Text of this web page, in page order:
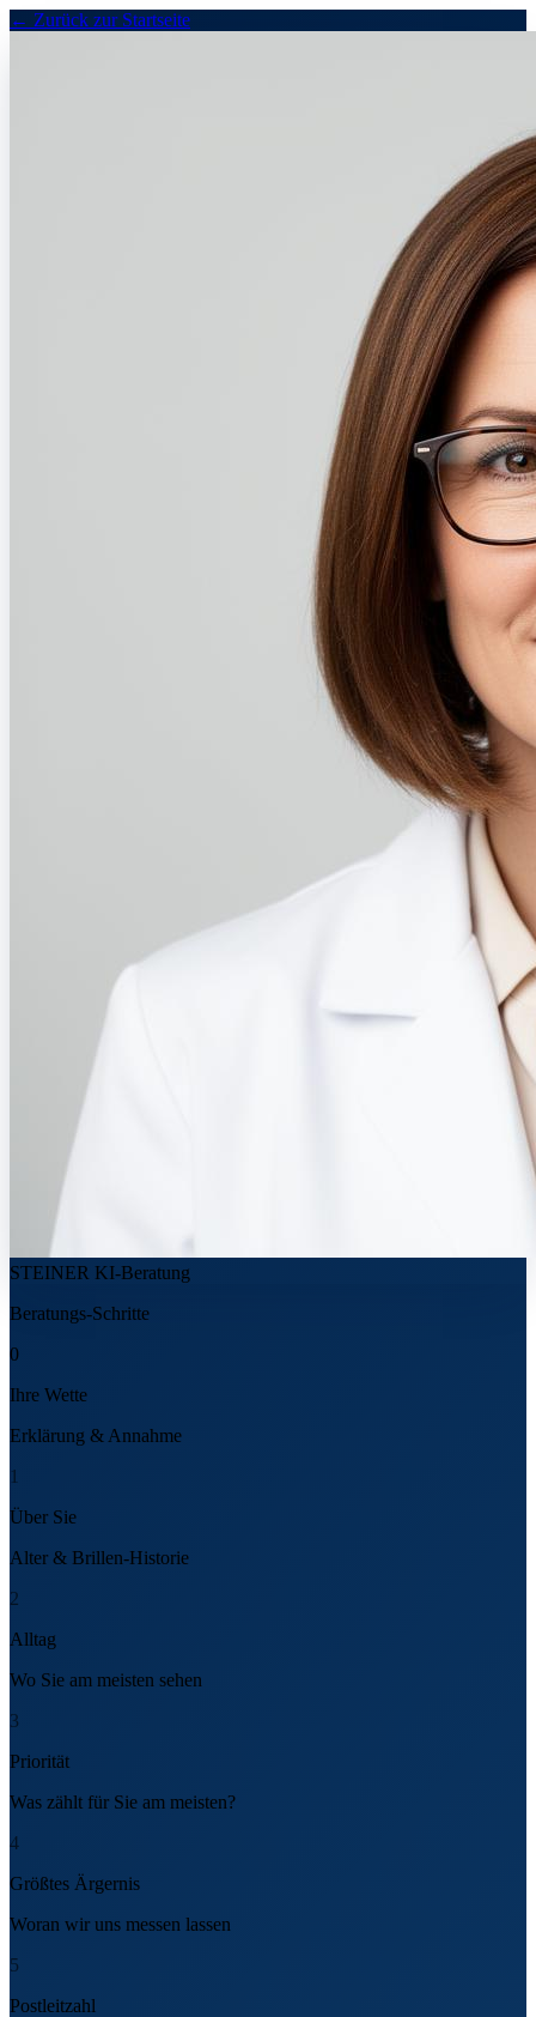
← Zurück zur Startseite
STEINER KI-Beratung
Beratungs-Schritte
0
Ihre Wette
Erklärung & Annahme
1
Über Sie
Alter & Brillen-Historie
2
Alltag
Wo Sie am meisten sehen
3
Priorität
Was zählt für Sie am meisten?
4
Größtes Ärgernis
Woran wir uns messen lassen
5
Postleitzahl